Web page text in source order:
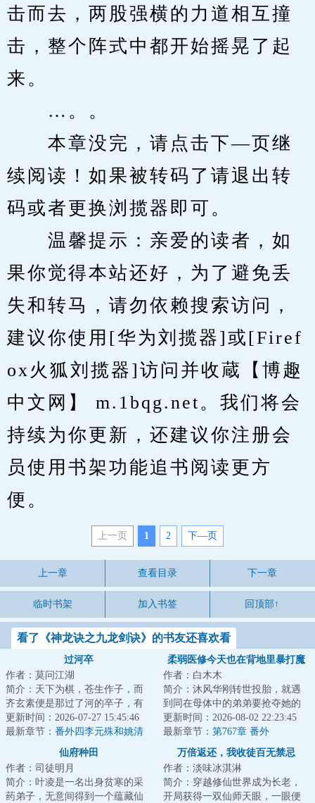
击而去，两股强横的力道相互撞
击，整个阵式中都开始摇晃了起
来。
…。。
本章没完，请点击下—页继
续阅读！如果被转码了请退出转
码或者更换浏揽器即可。
温馨提示：亲爱的读者，如
果你觉得本站还好，为了避免丢
失和转马，请勿依赖搜索访问，
建议你使用[华为刘揽器]或[Firef
ox火狐刘揽器]访问并收蔵【博趣
中文网】 m.1bqg.net。我们将会
持续为你更新，还建议你注册会
员使用书架功能追书阅读更方
便。
上一页 1 2 下—页
上一章 查看目录 下一章
临时书架 加入书签 回顶部↑
看了《神龙诀之九龙剑诀》的书友还喜欢看
过河卒
作者：莫问江湖
简介：天下为棋，苍生作子，而
齐玄素便是那过了河的卒子，有
进无退，一往无前。...
更新时间：2026-07-27 15:45:46
最新章节： 番外四李元殊和姚清
柔弱医修今天也在背地里暴打魔
作者：白木木
简介：沐风华刚转世投胎，就遇
到同在母体中的弟弟要抢夺她的
生命力。于是，沐风华还在母体
中就开始了打弟...
更新时间：2026-08-02 22:23:45
最新章节： 第767章 番外
仙府种田
作者：司徒明月
简介：叶凌是一名出身贫寒的采
药弟子，无意间得到一个蕴藏仙
万倍返还，我收徒百无禁忌
作者：淡味冰淇淋
简介：穿越修仙世界成为长老，
开局获得一双仙师天眼，一眼便